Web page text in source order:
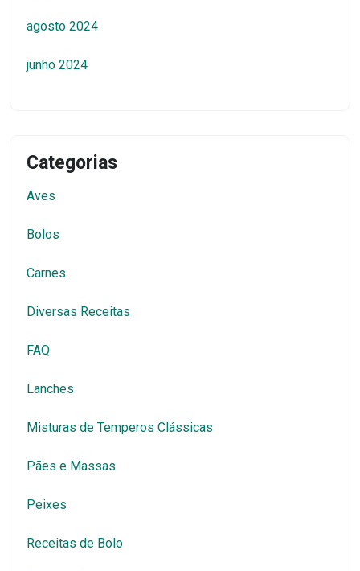
agosto 2024
junho 2024
Categorias
Aves
Bolos
Carnes
Diversas Receitas
FAQ
Lanches
Misturas de Temperos Clássicas
Pães e Massas
Peixes
Receitas de Bolo